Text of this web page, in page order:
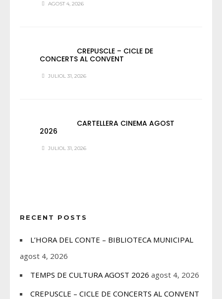
AGOST 4, 2026
CREPUSCLE – CICLE DE
CONCERTS AL CONVENT
JULIOL 31, 2026
CARTELLERA CINEMA AGOST
2026
JULIOL 31, 2026
RECENT POSTS
L’HORA DEL CONTE – BIBLIOTECA MUNICIPAL
agost 4, 2026
TEMPS DE CULTURA AGOST 2026 agost 4, 2026
CREPUSCLE – CICLE DE CONCERTS AL CONVENT